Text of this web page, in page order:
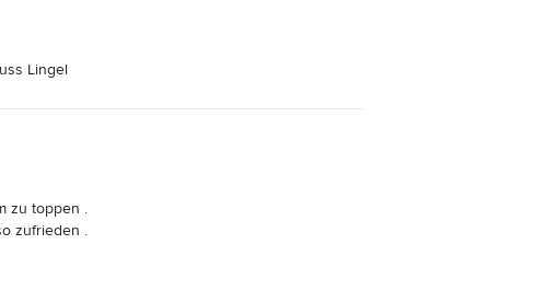
Lingel
zu toppen .
zufrieden .